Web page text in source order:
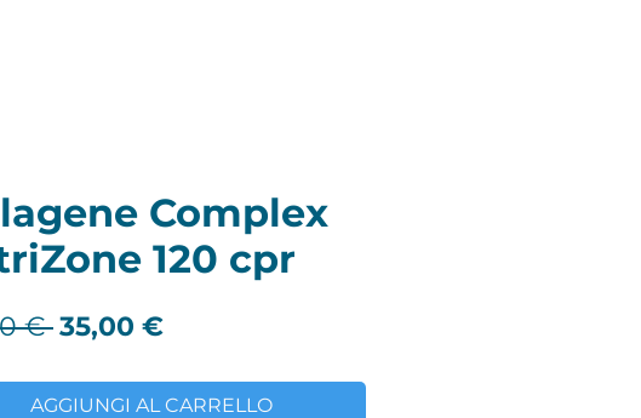
Complex
120 cpr
€ Prezzo
35,00 €Prezzo
AGGIUNGI AL CARRELLO